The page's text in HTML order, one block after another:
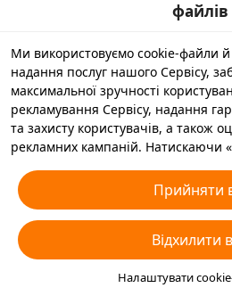
файлів
Ми використовуємо cookie-файли й
надання послуг нашого Сервісу,
максимальної зручності
рекламування Сервісу, надання
та захисту користувачів, а також
рекламних кампаній. Натискаючи
cookie-файли й подібні технології
зібрані в рекламних цілях. Ви
варіант «Відхилити всі» для
або вказати, які типи cookie-
бажаєте заблокувати,
файли» нижче на цій сторінці або
Прийняти
Відхилити
Налаштувати